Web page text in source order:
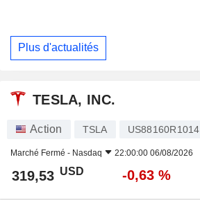
Plus d'actualités
TESLA, INC.
Action TSLA US88160R1014
Marché Fermé - Nasdaq 22:00:00 06/08/2026
319,53 USD -0,63 %